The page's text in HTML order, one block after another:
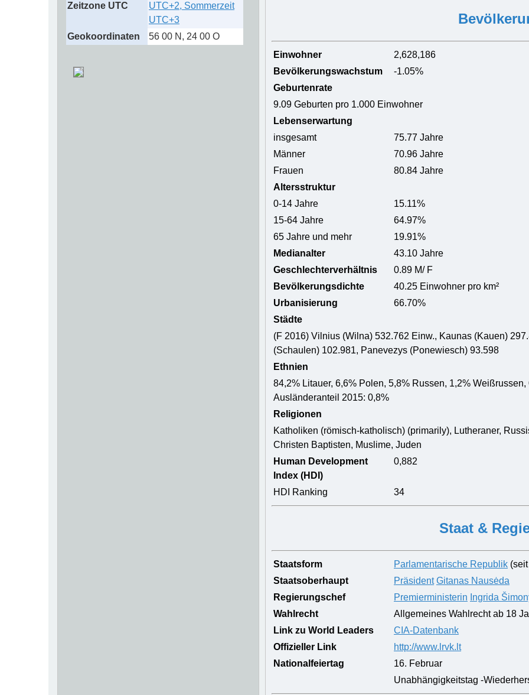
Zeitzone UTC
UTC+2, Sommerzeit
UTC+3
Geokoordinaten
56 00 N, 24 00 O
Einwohner
2,628,186
Bevölkerungswachstum
-1.05%
Geburtenrate
9.09 Geburten pro 1.000 Einwohner
Lebenserwartung
insgesamt
75.77 Jahre
Männer
70.96 Jahre
Frauen
80.84 Jahre
Altersstruktur
0-14 Jahre
15.11%
15-64 Jahre
64.97%
65 Jahre und mehr
19.91%
Medianalter
43.10 Jahre
Geschlechterverhältnis
0.89 M/ F
Bevölkerungsdichte
40.25 Einwohner pro km²
Urbanisierung
66.70%
Städte
(F 2016) Vilnius (Wilna) 532.762 Einw., Kaunas (Kauen)
(Schaulen) 102.981, Panevezys (Ponewiesch) 93.598
Ethnien
84,2% Litauer, 6,6% Polen, 5,8% Russen, 1,2%
Ausländeranteil 2015: 0,8%
Religionen
Katholiken (römisch-katholisch) (primarily), Lutheraner,
Christen Baptisten, Muslime, Juden
Human Development
Index (HDI)
0,882
HDI Ranking 34
Staat &
Staatsform Parlamentarische Republik
Staatsoberhaupt
Präsident Gitanas Nausėda
Regierungschef
Premierministerin Ingrida
Wahlrecht
Allgemeines Wahlrecht ab 18
Link zu World Leaders
CIA-Datenbank
Offizieller Link
http://www.lrvk.lt
Nationalfeiertag
16. Februar
Unabhängigkeitstag -